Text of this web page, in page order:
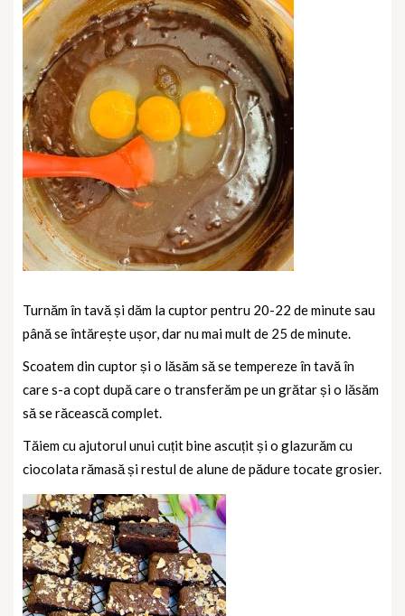
Turnăm în tavă și dăm la cuptor pentru 20-22 de minute sau
până se întărește ușor, dar nu mai mult de 25 de minute.
Scoatem din cuptor și o lăsăm să se tempereze în tavă în
care s-a copt după care o transferăm pe un grătar și o lăsăm
să se răcească complet.
Tăiem cu ajutorul unui cuțit bine ascuțit și o glazurăm cu
ciocolata rămasă și restul de alune de pădure tocate grosier.